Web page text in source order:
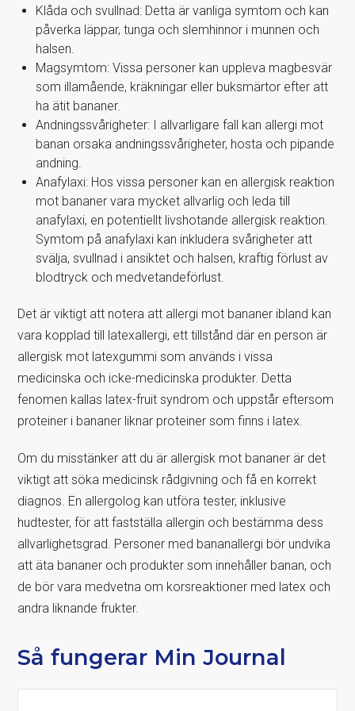
Klåda och svullnad: Detta är vanliga symtom och kan
påverka läppar, tunga och slemhinnor i munnen och
halsen.
Magsymtom: Vissa personer kan uppleva magbesvär
som illamående, kräkningar eller buksmärtor efter att
ha ätit bananer.
Andningssvårigheter: I allvarligare fall kan allergi mot
banan orsaka andningssvårigheter, hosta och pipande
andning.
Anafylaxi: Hos vissa personer kan en allergisk reaktion
mot bananer vara mycket allvarlig och leda till
anafylaxi, en potentiellt livshotande allergisk reaktion.
Symtom på anafylaxi kan inkludera svårigheter att
svälja, svullnad i ansiktet och halsen, kraftig förlust av
blodtryck och medvetandeförlust.
Det är viktigt att notera att allergi mot bananer ibland kan
vara kopplad till latexallergi, ett tillstånd där en person är
allergisk mot latexgummi som används i vissa
medicinska och icke-medicinska produkter. Detta
fenomen kallas latex-fruit syndrom och uppstår eftersom
proteiner i bananer liknar proteiner som finns i latex.
Om du misstänker att du är allergisk mot bananer är det
viktigt att söka medicinsk rådgivning och få en korrekt
diagnos. En allergolog kan utföra tester, inklusive
hudtester, för att fastställa allergin och bestämma dess
allvarlighetsgrad. Personer med bananallergi bör undvika
att äta bananer och produkter som innehåller banan, och
de bör vara medvetna om korsreaktioner med latex och
andra liknande frukter.
Så fungerar Min Journal